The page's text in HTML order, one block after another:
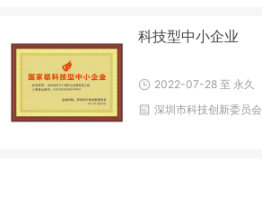
科技型中小企业
2022-07-28 至 永久
深圳市科技创新委员会